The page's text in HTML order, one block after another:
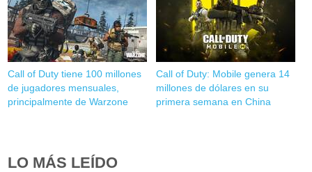
Call of Duty tiene 100 millones
de jugadores mensuales,
principalmente de Warzone
Call of Duty: Mobile genera 14
millones de dólares en su
primera semana en China
LO MÁS LEÍDO